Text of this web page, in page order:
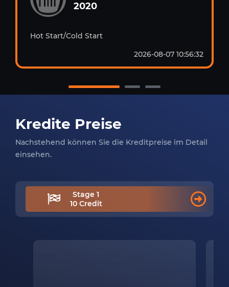
2020
Hot Start/Cold Start
2026-08-07 10:56:32
Kredite Preise
Nachstehend können Sie die Kreditpreise im Detail
einsehen.
Stage 1
10 Credit